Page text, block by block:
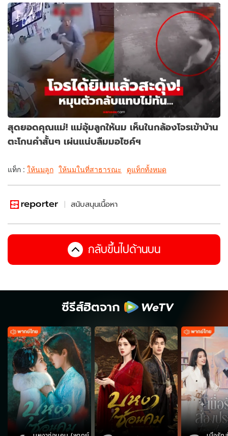
สุดยอดคุณแม่! แม่อุ้มลูกให้นม เห็นในกล้องโจรเข้าบ้าน
ตะโกนคำสั้นๆ เผ่นแน่บลืมมอไซค์ฯ
แท็ก : ให้นมลูก ให้นมในที่สาธารณะ ดูแท็กทั้งหมด
สนับสนุนเนื้อหา
กลับขึ้นไปด้านบน
ซีรีส์ฮิตจาก